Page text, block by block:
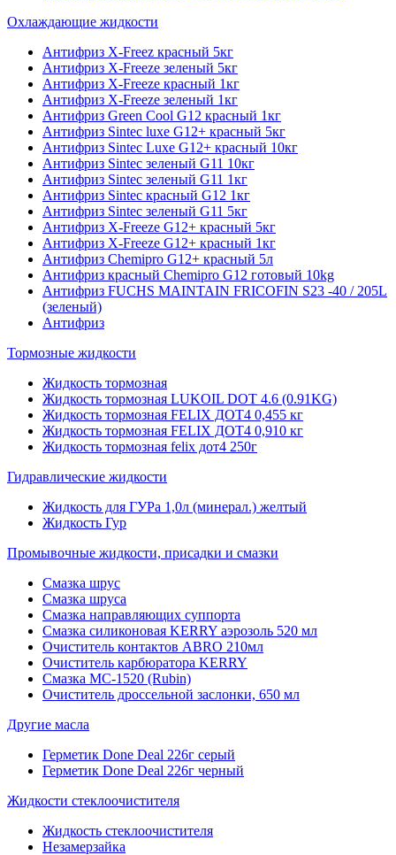
Охлаждающие жидкости
Антифриз X-Freez красный 5кг
Антифриз X-Freeze зеленый 5кг
Антифриз X-Freeze красный 1кг
Антифриз X-Freeze зеленый 1кг
Антифриз Green Cool G12 красный 1кг
Антифриз Sintec luxe G12+ красный 5кг
Антифриз Sintec Luxe G12+ красный 10кг
Антифриз Sintec зеленый G11 10кг
Антифриз Sintec зеленый G11 1кг
Антифриз Sintec красный G12 1кг
Антифриз Sintec зеленый G11 5кг
Антифриз X-Freeze G12+ красный 5кг
Антифриз X-Freeze G12+ красный 1кг
Антифриз Chemipro G12+ красный 5л
Антифриз красный Chemipro G12 готовый 10kg
Антифриз FUCHS MAINTAIN FRICOFIN S23 -40 / 205L
(зеленый)
Антифриз
Тормозные жидкости
Жидкость тормозная
Жидкость тормозная LUKOIL DOT 4.6 (0.91KG)
Жидкость тормозная FELIX ДОТ4 0,455 кг
Жидкость тормозная FELIX ДОТ4 0,910 кг
Жидкость тормозная felix дот4 250г
Гидравлические жидкости
Жидкость для ГУРа 1,0л (минерал.) желтый
Жидкость Гур
Промывочные жидкости, присадки и смазки
Смазка шрус
Смазка шруса
Смазка направляющих суппорта
Смазка силиконовая KERRY аэрозоль 520 мл
Очиститель контактов ABRO 210мл
Очиститель карбюратора KERRY
Смазка МС-1520 (Rubin)
Очиститель дроссельной заслонки, 650 мл
Другие масла
Герметик Done Deal 226г серый
Герметик Done Deal 226г черный
Жидкости стеклоочистителя
Жидкость стеклоочистителя
Незамерзайка